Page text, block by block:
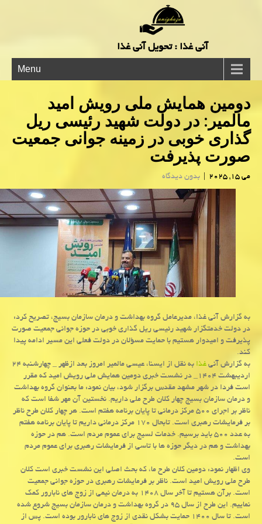
آنی غذا : تحویل آنی غذا
Menu
دومین همایش ملی رویش امید
مالمیر: در دولت شهید رئیسی ریل
گذاری خوبی در زمینه جوانی جمعیت
صورت پذیرفت
می 15, 2025 | بدون دیدگاه
به گزارش آنی غذا، مدیرعامل گروه بهداشت و درمان سازمان بسیج، تصریح کرد:
در دولت خدمتگزار شهید رئیسی ریل گذاری خوبی در حوزه جوانی جمعیت صورت
پذیرفت و امیدوار هستیم با حمایت مسؤلان در دولت فعلی این مسیر ادامه پیدا
کند.
به گزارش آنیغذا
به نقل از ایسنا، عیسی مالمیر امروز بعد ازظهر _ چهارشنبه ۲۴
اردیبهشت ۱۴۰۴_ در نشست خبری دومین همایش ملی رویش امید که مقرر
است فردا در شهر مشهد مقدس برگزار شود، بیان نمود: ما بعنوان گروه بهداشت
و درمان سازمان بسیج چهار کلان طرح ملی داریم. نخستین آن مهر شفا است که
ناظر بر اجرای ۵۰۰ مرکز درمانی تا پایان برنامه هفتم است. هر چهار کلان طرح ناظر
بر فرمایشات رهبری است. تابحال ۱۷۰ مرکز درمانی داریم تا پایان برنامه هفتم
به عدد ۵۰۰ باید برسیم. خدمات لسیج برای عموم مردم است. هم در حوزه
بهداشت و هم در دیگر حوزه ها با تاسی از فرمایشات رهبری برای عموم مردم
است.
وی اظهار نمود: دومین کلان طرح ما، که بحث اصلی این نشست خبری است کلان
طرح ملی رویش امید است. ناظر بر فرمایشات رهبری در حوزه جوانی جمعیت
است. برآن هستیم تا آخر سال ۱۴۰۸ به درمان نیمی از زوج های نابارور کمک
نماییم. این طرح از سال ۹۵ در گروه بهداشت و درمان سازمان بسیج شروع شده
است. تا سال ۱۴۰۰ حمایت بشکل نقدی از زوج های نابارور بوده است. پس از